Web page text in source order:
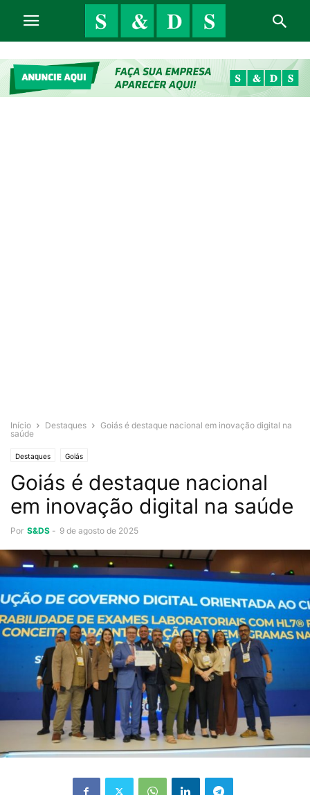
Início Destaques
Goiás é destaque nacional em inovação digital na
saúde
Destaques Goiás
Goiás é destaque nacional
em inovação digital na saúde
Por S&DS - 9 de agosto de 2025